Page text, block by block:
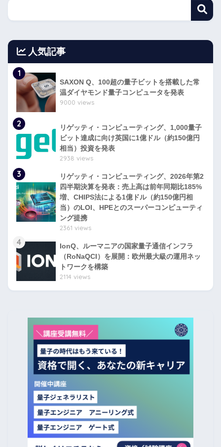
人気記事
1
SAXON Q、100超の量子ビットを搭載した常
温ダイヤモンド量子コンピュータを発表
9000 views
2
リゲッティ・コンピューティング、1,000量子
ビット達成に向け英国に1億ドル（約150億円
相当）投資を発表
2938 views
3
リゲッティ・コンピューティング、2026年第2
四半期決算を発表：売上高は前年同期比185%
増、CHIPS法による1億ドル（約150億円相
当）のLOI、HPEとのスーパーコンピューティ
ング提携
2361 views
4
IonQ、ルーマニアの国家量子通信インフラ
（RoNaQCI）を展開：欧州最大級の運用ネッ
トワークを構築
2114 views